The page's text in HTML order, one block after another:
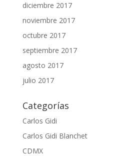
diciembre 2017
noviembre 2017
octubre 2017
septiembre 2017
agosto 2017
julio 2017
Categorías
Carlos Gidi
Carlos Gidi Blanchet
CDMX